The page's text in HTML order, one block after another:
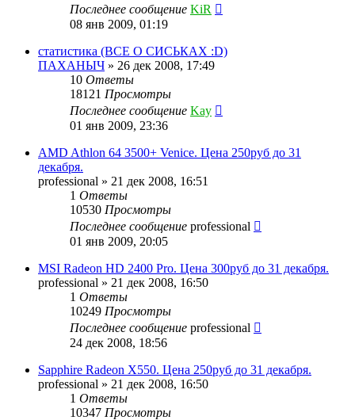
Последнее сообщение KiR
08 янв 2009, 01:19
статистика (ВСЕ О СИСЬКАХ :D)
ПАХАНЫЧ » 26 дек 2008, 17:49
10 Ответы
18121 Просмотры
Последнее сообщение Kay
01 янв 2009, 23:36
AMD Athlon 64 3500+ Venice. Цена 250руб до 31
декабря.
professional » 21 дек 2008, 16:51
1 Ответы
10530 Просмотры
Последнее сообщение professional
01 янв 2009, 20:05
MSI Radeon HD 2400 Pro. Цена 300руб до 31 декабря.
professional » 21 дек 2008, 16:50
1 Ответы
10249 Просмотры
Последнее сообщение professional
24 дек 2008, 18:56
Sapphire Radeon X550. Цена 250руб до 31 декабря.
professional » 21 дек 2008, 16:50
1 Ответы
10347 Просмотры